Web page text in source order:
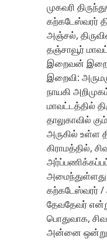
முகவரி
கற்கடேஸ்வரர்
அஞ்சல்,
தஞ்சாவூர்
இறைவன்
இறைவி:
நாயகி
மாவட்டத்தில்
தாலுகாவில்
அருகில் உள்ள
கிராமத்தில்,
கற்கடேஸ்வரர் /
தேவதேவர்
பொதுவாக,
அன்னை